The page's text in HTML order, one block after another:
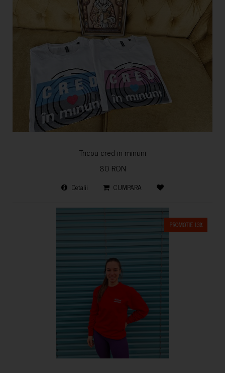
Tricou cred in minuni
80 RON
Detalii CUMPARA
PROMOTIE 13%